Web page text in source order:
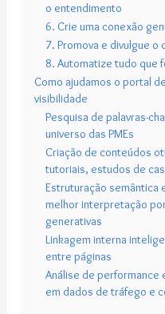
o entendimento
6. Crie uma conexão
7. Promova e divulgue o
8. Automatize tudo que
Como ajudamos o portal
visibilidade
Pesquisa de palavras-
universo das PMEs
Criação de conteúdos
tutoriais, estudos de
Estruturação semântica
melhor interpretação
generativas
Linkagem interna
entre páginas
Análise de performance
em dados de tráfego e